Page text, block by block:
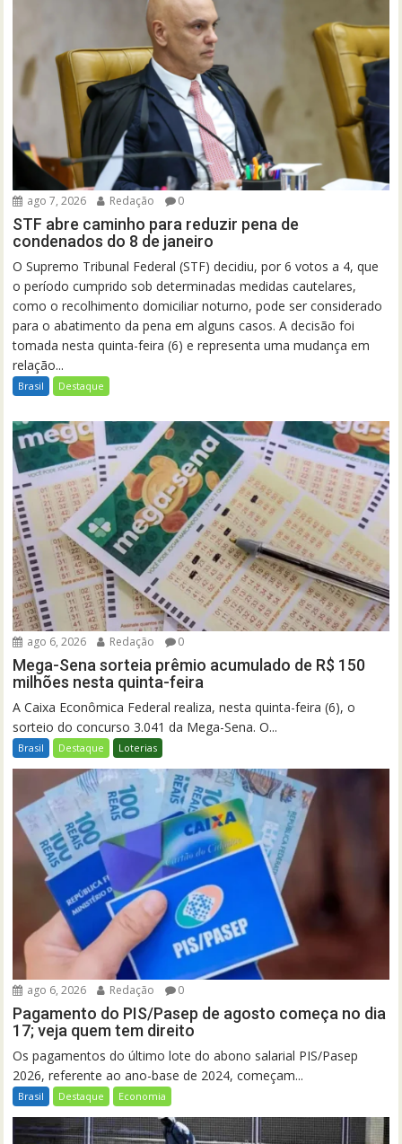
ago 7, 2026 Redação 0
STF abre caminho para reduzir pena de
condenados do 8 de janeiro
O Supremo Tribunal Federal (STF) decidiu, por 6 votos a 4, que
o período cumprido sob determinadas medidas cautelares,
como o recolhimento domiciliar noturno, pode ser considerado
para o abatimento da pena em alguns casos. A decisão foi
tomada nesta quinta-feira (6) e representa uma mudança em
relação...
Brasil Destaque
ago 6, 2026 Redação 0
Mega-Sena sorteia prêmio acumulado de R$ 150
milhões nesta quinta-feira
A Caixa Econômica Federal realiza, nesta quinta-feira (6), o
sorteio do concurso 3.041 da Mega-Sena. O...
Brasil Destaque Loterias
ago 6, 2026 Redação 0
Pagamento do PIS/Pasep de agosto começa no dia
17; veja quem tem direito
Os pagamentos do último lote do abono salarial PIS/Pasep
2026, referente ao ano-base de 2024, começam...
Brasil Destaque Economia